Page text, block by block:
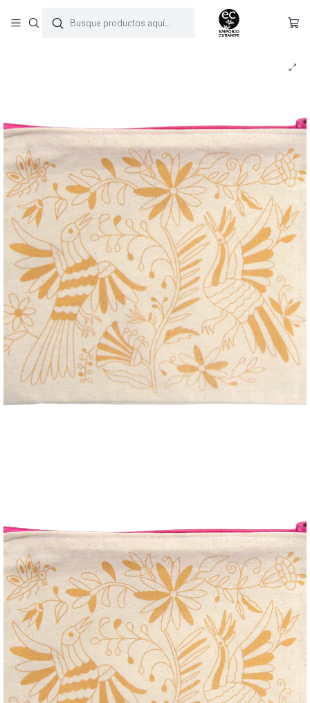
Estuche de tela Tenango